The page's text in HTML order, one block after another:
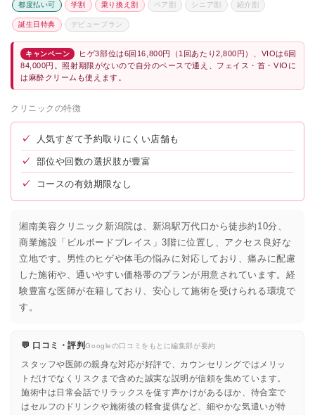
都度払い可 学割 乗り換え割 ペア割 シニア割 紹介割
誕生日特典 デビュープラン
キャンペーン
ヒゲ3部位は6回16,800円（1回あたり2,800円）、VIOは6回
84,000円。照射期限がないので自分のペースで通え、フェイス・首・VIOに
は麻酔クリームも使えます。
クリニックの特徴
✓ 人気すぎて予約取りにくい店舗も
✓ 部位や回数の選択肢が豊富
✓ コースの有効期限なし
湘南美容クリニック新潟院は、新潟駅万代口から徒歩約10分、
商業施設「ビルボードプレイス」3階に位置し、アクセス良好な
立地です。男性のヒゲや体毛の悩みに対応しており、痛みに配慮
した施術や、通いやすい価格帯のプランが用意されています。経
験豊富な医師が在籍しており、安心して施術を受けられる環境で
す。
💬 口コミ・評判Googleの口コミをもとに編集部が要約
スタッフや医師の親身な対応が好評で、カウンセリングではメリッ
トだけでなくリスクまで含めた誠実な説明が信頼を集めています。
施術中は日常会話でリラックスを促す声かけがあるほか、待合室で
はセルフのドリンクや施術後の軽食提供など、細やかな気遣いが特